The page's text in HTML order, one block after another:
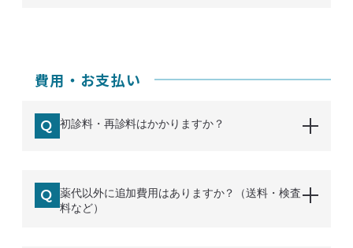
費用・お支払い
初診料・再診料はかかりますか？
薬代以外に追加費用はありますか？（送料・検査
料など）